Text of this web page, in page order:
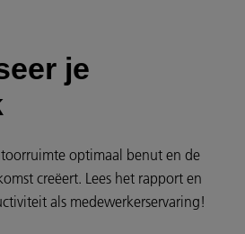
je
optimaal benut en de
creëert. Lees het rapport en
als medewerkerservaring!